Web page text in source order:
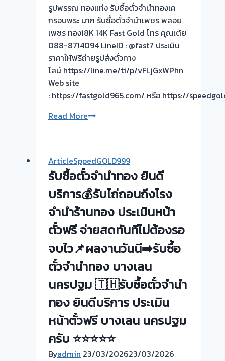
รูปพรรณ ทองแท่ง รับซื้อตั๋วจำนำทองเค
กรอบพระ นาก รับซื้อตั๋วจำนำเพชร พลอย
เพชร ทอง18K 14K Fast Gold โทร คุณเต้ย
088-8714094 LineID : @fast7 ประเมิน
ราคาให้ฟรีถ่ายรูปส่งตั๋วทาง
ไลน์ https://line.me/ti/p/vFLjGxWPhn
Web site
: https://fastgold965.com/ หรือ https://
Read Moreเจาะ
ทุก
เรื่อง
เกี่ยว
กับ
การ
รับ
ตั๋ว
จำนำ
ทอง
คือ
อะไร
และ
มี
ที่ไหน
รับ
ArticleSppedGOLD999
รับซื้อตั๋วจำนำทอง ยินดี
บริการ💰รับไถ่ถอนถึงโรง
จำนำร้านทอง ประเมินหน้า
ตั๋วฟรี จ่ายสดทันทีไม่ต้องรอ
จบไว📌ผลงานวันนี➡️รับซื้อ
ตั๋วจำนำทอง บางเลน
นครปฐม 🇹🇭รับซื้อตั๋วจำนำ
ทอง ยินดีบริการ ประเมิน
หน้าตั๋วฟรี บางเลน นครปฐม
ครับ ⭐⭐⭐⭐⭐
Byadmin 23/03/202623/03/2026